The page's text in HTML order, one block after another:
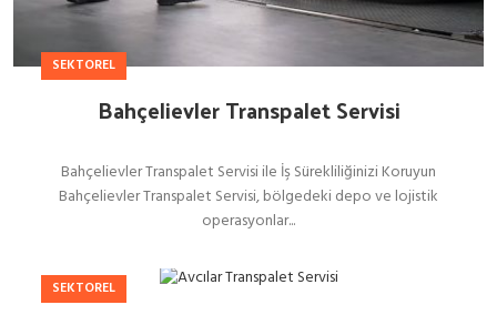
SEKTOREL
Bahçelievler Transpalet Servisi
Bahçelievler Transpalet Servisi ile İş Sürekliliğinizi Koruyun
Bahçelievler Transpalet Servisi, bölgedeki depo ve lojistik
operasyonlar...
SEKTOREL